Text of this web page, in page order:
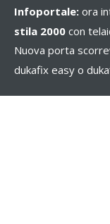
Infoportale: ora
stila 2000 con
Nuova porta
dukafix easy o